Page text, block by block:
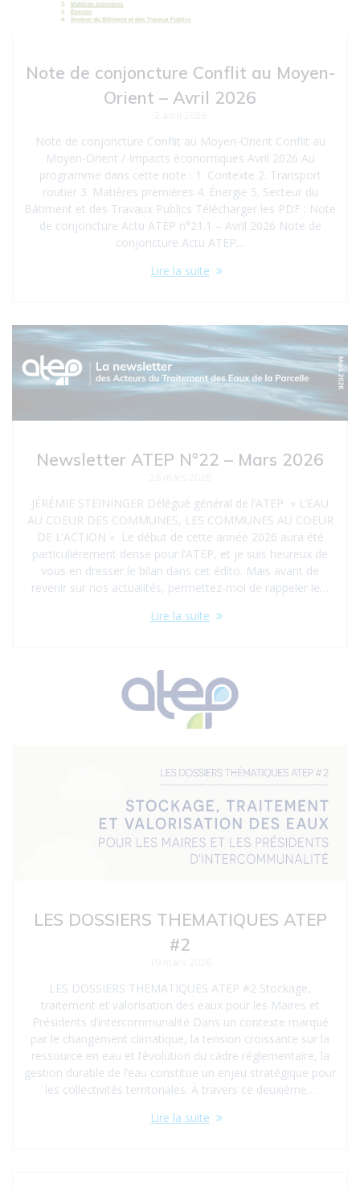
Note de conjoncture Conflit au Moyen-
Orient – Avril 2026
Note de conjoncture Conflit au Moyen-Orient Conflit au
Moyen-Orient / Impacts économiques Avril 2026 Au
programme dans cette note : 1. Contexte 2. Transport
routier 3. Matières premières 4. Énergie 5. Secteur du
Bâtiment et des Travaux Publics Télécharger les PDF : Note
de conjoncture Actu ATEP n°21.1 – Avril 2026 Note de
conjoncture Actu ATEP…
Lire la suite
Newsletter ATEP N°22 – Mars 2026
JÉRÉMIE STEININGER Délégué général de l’ATEP » L’EAU
AU COEUR DES COMMUNES, LES COMMUNES AU COEUR
DE L’ACTION « Le début de cette année 2026 aura été
particulièrement dense pour l’ATEP, et je suis heureux de
vous en dresser le bilan dans cet édito. Mais avant de
revenir sur nos actualités, permettez-moi de rappeler le…
Lire la suite
LES DOSSIERS THEMATIQUES ATEP
#2
LES DOSSIERS THEMATIQUES ATEP #2 Stockage,
traitement et valorisation des eaux pour les Maires et
Présidents d’intercommunalité Dans un contexte marqué
par le changement climatique, la tension croissante sur la
ressource en eau et l’évolution du cadre réglementaire, la
gestion durable de l’eau constitue un enjeu stratégique pour
les collectivités territoriales. À travers ce deuxième…
Lire la suite